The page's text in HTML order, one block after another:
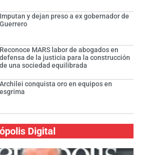
Imputan y dejan preso a ex gobernador de
Guerrero
Reconoce MARS labor de abogados en
defensa de la justicia para la construcción
de una sociedad equilibrada
Archilei conquista oro en equipos en
esgrima
Digital